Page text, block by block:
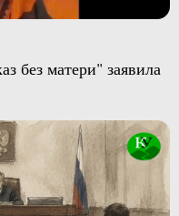
без матери" заявила